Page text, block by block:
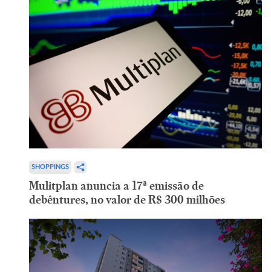
SHOPPINGS
Mulitplan anuncia a 17ª emissão de
debêntures, no valor de R$ 300 milhões